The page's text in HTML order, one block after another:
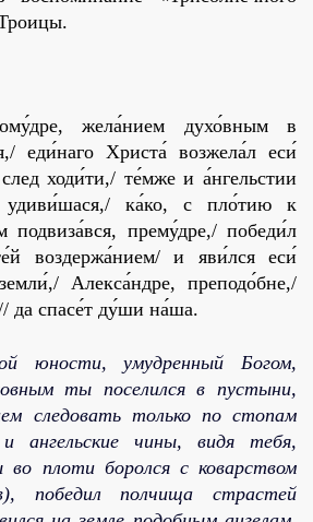
жела́нием духо́вным в
еди́наго Христа́ возжела́л еси́
ходи́ти,/ те́мже и а́нгельстии
ка́ко, с пло́тию к
подвиза́вся, прему́дре,/ победи́л
воздержа́нием/ и яви́лся еси́
Алекса́ндре, преподо́бне,/
да спасе́т ду́ши на́ша.
юности, умудренный Богом,
ты поселился в пустыни,
следовать только по стопам
ангельские чины, видя тебя,
во плоти боролся с коварством
победил полчища страстей